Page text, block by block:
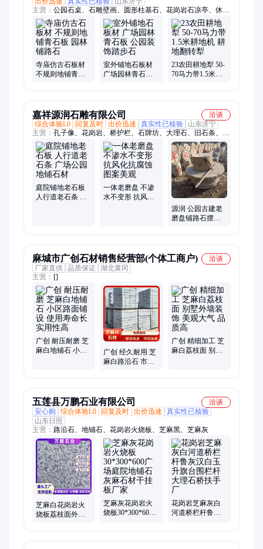
主营： 公园石桌、石雕壁画、圆形柱基石、花岗岩石凉亭、休闲
石雕桌椅、户外铺地石材、寺庙仿古石板材、景区桥面石护栏、
别墅户外石抱鼓、旅游景点石牌坊、公园雕刻石柱墩、浮雕迎门
墙画、仿古浮雕壁画
寺庙仿古石板材
不规则地铺青石
室外铺地石板材
广场园林青石板
23农田耕地犁 50-
70马力带1.5米耕
嘉祥源润石雕有限公司
洽谈
综合体验L0
回复及时 出价迅速 真实性已核验
山东济宁
主营： 孔子像、花岗岩、桥护栏、石牌坊、大理石、旧石条、旧
石板、石大象、地铺石、石护栏、家用石、石栏杆、石狮子、狗
头石、路边石、碎拼石、石抱鼓、青石砖、石水缸、台阶石、刻
字石、门牌石、材大象、马桩耳、老青砖
庭院铺地老石板
人行道老石条 广
一体老磨盘 不渗
水不变形 抗风化
源润 公园古建老
磨盘铺路石摆件
麻城市广创石材销售经营部(个体工商户)
洽谈
厂家直供 品质保证 湖北黄冈
主营： []
广创 耐压耐磨 芝
麻白地铺石 小区
广创 经久耐用 芝
麻白路沿石 市政
广创 精细加工 芝
麻白荔枝面 别墅
五莲县万鹏石业有限公司
洽谈
安心购
综合体验L0 回复及时 出价迅速
真实性已核验
山东日照
主营： 路沿石、地铺石、花岗岩火烧板、芝麻黑、芝麻灰
芝麻白花岗岩火
烧板荔枝面外墙
芝麻灰花岗岩火
烧板30*300*600
花岗岩芝麻灰白
河道桥栏杆鲁灰